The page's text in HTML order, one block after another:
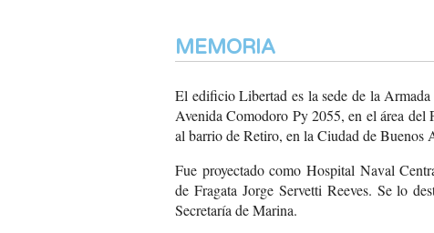
MEMORIA
El edificio Libertad es la sede de la
Avenida Comodoro Py 2055, en el área del
al barrio de Retiro, en la Ciudad de Buenos
Fue proyectado como Hospital Naval
de Fragata Jorge Servetti Reeves. Se lo
Secretaría de Marina.